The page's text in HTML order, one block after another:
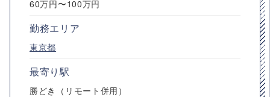
60万円〜100万円
勤務エリア
東京都
最寄り駅
勝どき（リモート併用）